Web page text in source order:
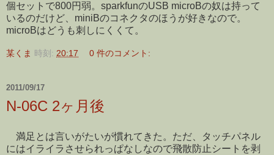
個セットで800円弱。sparkfunのUSB microBの奴は持って
いるのだけど、miniBのコネクタのほうが好きなので。
microBはどうも刺しにくくて。
某くま 時刻: 20:17 0 件のコメント:
2011/09/17
N-06C 2ヶ月後
満足とは言いがたいが慣れてきた。ただ、タッチパネル
にはイライラさせられっぱなしなので飛散防止シートを剥